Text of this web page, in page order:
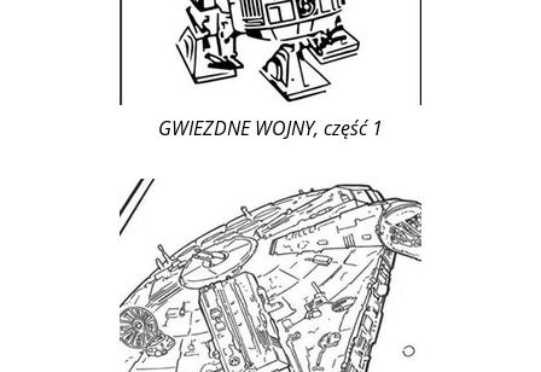
GWIEZDNE WOJNY, część 1